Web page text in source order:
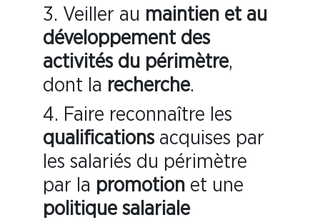
3. Veiller au maintien et au
développement des
activités du périmètre,
dont la recherche.
4. Faire reconnaître les
qualificationsacquises par
les salariés du périmètre
par la promotion et une
politique salariale